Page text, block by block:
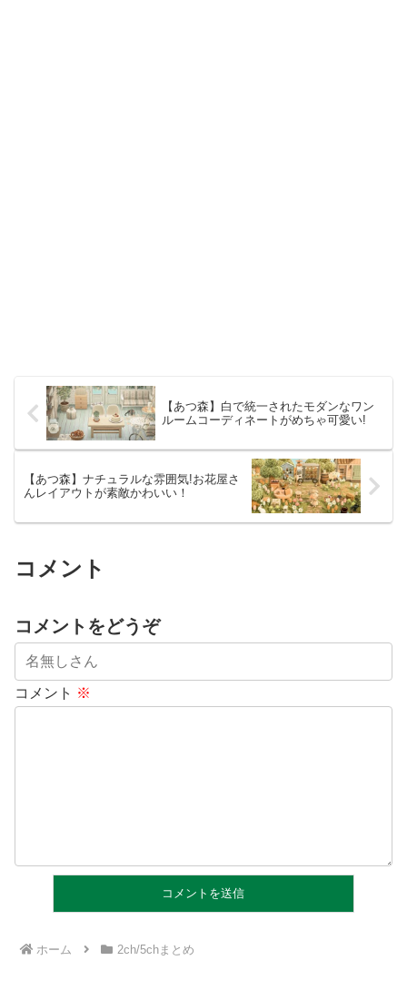
【あつ森】白で統一されたモダンなワン
ルームコーディネートがめちゃ可愛い!
【あつ森】ナチュラルな雰囲気!お花屋さ
んレイアウトが素敵かわいい！
コメント
コメントをどうぞ
コメント ※
ホーム 2ch/5chまとめ